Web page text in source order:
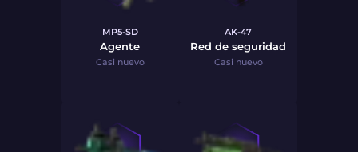
MP5-SD
Agente
Casi nuevo
AK-47
Red de seguridad
Casi nuevo